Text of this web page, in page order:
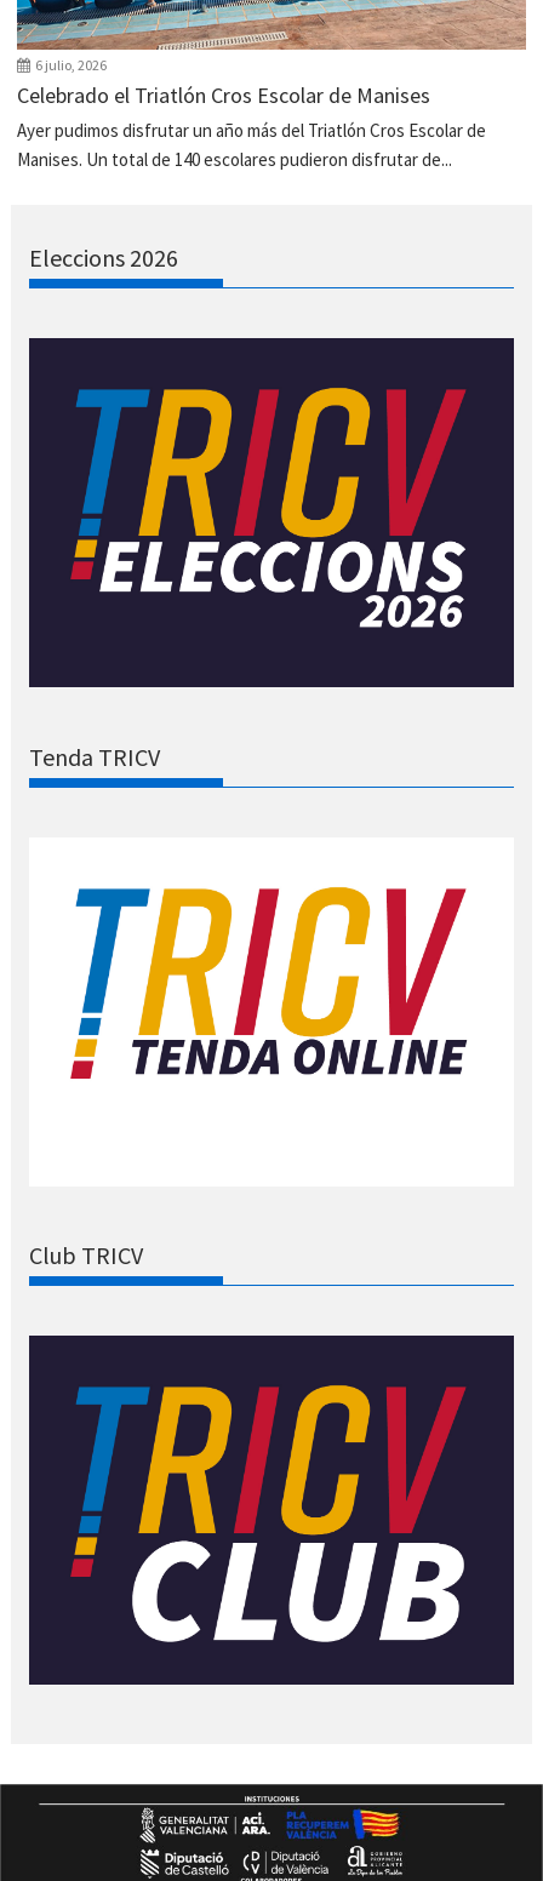
6 julio, 2026
Celebrado el Triatlón Cros Escolar de Manises
Ayer pudimos disfrutar un año más del Triatlón Cros Escolar de
Manises. Un total de 140 escolares pudieron disfrutar de...
Eleccions 2026
Tenda TRICV
Club TRICV